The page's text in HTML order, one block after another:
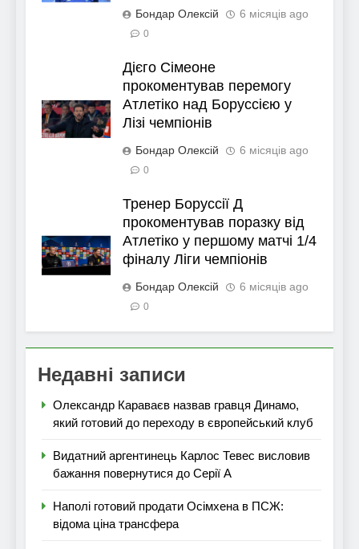
Бондар Олексій 6 місяців ago
0
Дієго Сімеоне
прокоментував перемогу
Атлетіко над Боруссією у
Лізі чемпіонів
Бондар Олексій 6 місяців ago
0
Тренер Боруссії Д
прокоментував поразку від
Атлетіко у першому матчі 1/4
фіналу Ліги чемпіонів
Бондар Олексій 6 місяців ago
0
Недавні записи
Олександр Караваєв назвав гравця Динамо,
який готовий до переходу в європейський клуб
Видатний аргентинець Карлос Тевес висловив
бажання повернутися до Серії А
Наполі готовий продати Осімхена в ПСЖ:
відома ціна трансфера